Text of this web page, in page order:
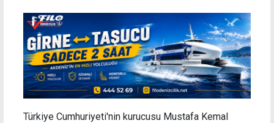
Türkiye Cumhuriyeti'nin kurucusu Mustafa Kemal